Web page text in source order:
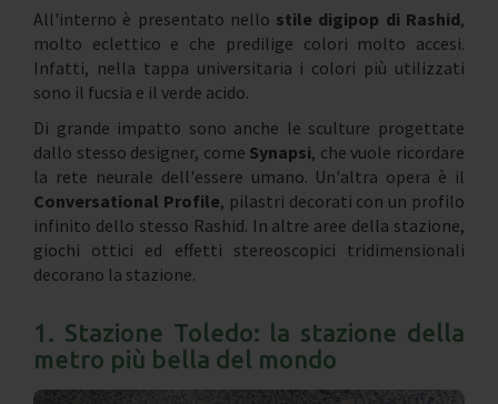
All'interno è presentato nello stile digipop di Rashid,
molto eclettico e che predilige colori molto accesi.
Infatti, nella tappa universitaria i colori più utilizzati
sono il fucsia e il verde acido.
Di grande impatto sono anche le sculture progettate
dallo stesso designer, come Synapsi, che vuole ricordare
la rete neurale dell'essere umano. Un'altra opera è il
Conversational Profile, pilastri decorati con un profilo
infinito dello stesso Rashid. In altre aree della stazione,
giochi ottici ed effetti stereoscopici tridimensionali
decorano la stazione.
1. Stazione Toledo: la stazione della
metro più bella del mondo